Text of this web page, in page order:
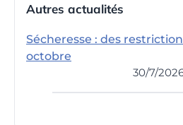
Autres actualités
Sécheresse : des
octobre
30/7/